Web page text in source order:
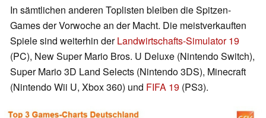
In sämtlichen anderen Toplisten bleiben die Spitzen-
Games der Vorwoche an der Macht. Die meistverkauften
Spiele sind weiterhin derLandwirtschafts-Simulator 19
(PC), New Super Mario Bros. U Deluxe (Nintendo Switch),
Super Mario 3D Land Selects (Nintendo 3DS), Minecraft
(Nintendo Wii U, Xbox 360) und FIFA 19 (PS3).